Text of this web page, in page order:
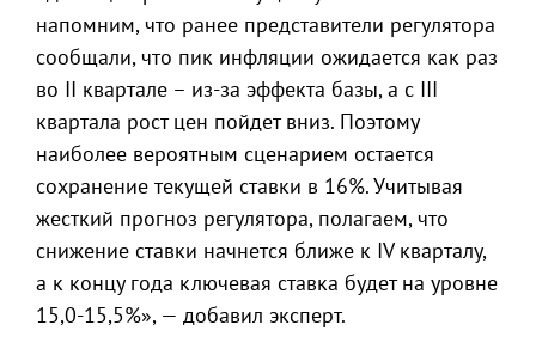
напомним, что ранее представители регулятора
сообщали, что пик инфляции ожидается как раз
во II квартале – из-за эффекта базы, а с III
квартала рост цен пойдет вниз. Поэтому
наиболее вероятным сценарием остается
сохранение текущей ставки в 16%. Учитывая
жесткий прогноз регулятора, полагаем, что
снижение ставки начнется ближе к IV кварталу,
а к концу года ключевая ставка будет на уровне
15,0-15,5%», — добавил эксперт.